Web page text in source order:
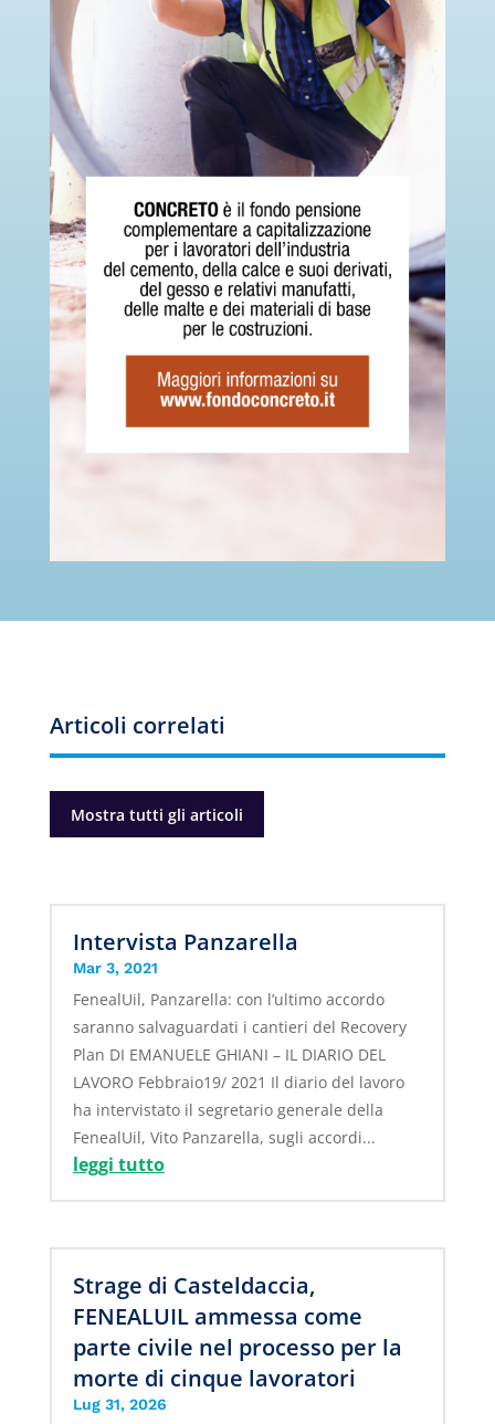
Articoli correlati
Mostra tutti gli articoli
Intervista Panzarella
Mar 3, 2021
FenealUil, Panzarella: con l’ultimo accordo
saranno salvaguardati i cantieri del Recovery
Plan DI EMANUELE GHIANI – IL DIARIO DEL
LAVORO Febbraio19/ 2021 Il diario del lavoro
ha intervistato il segretario generale della
FenealUil, Vito Panzarella, sugli accordi...
leggi tutto
Strage di Casteldaccia,
FENEALUIL ammessa come
parte civile nel processo per la
morte di cinque lavoratori
Lug 31, 2026